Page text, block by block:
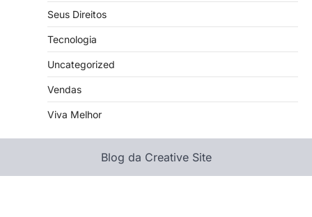
Seus Direitos
Tecnologia
Uncategorized
Vendas
Viva Melhor
Blog da Creative Site